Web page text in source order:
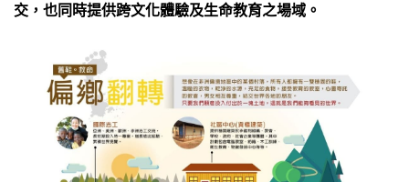
交，也同時提供跨文化體驗及生命教育之場域。